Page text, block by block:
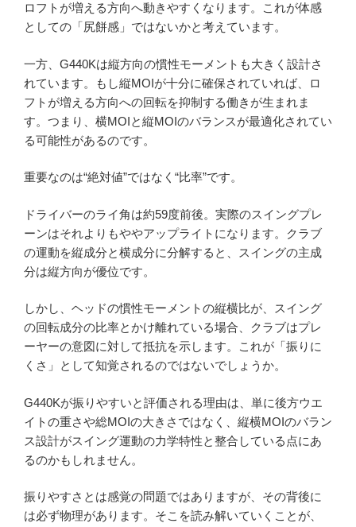
ロフトが増える方向へ動きやすくなります。これが体感
としての「尻餅感」ではないかと考えています。
一方、G440Kは縦方向の慣性モーメントも大きく設計さ
れています。もし縦MOIが十分に確保されていれば、ロ
フトが増える方向への回転を抑制する働きが生まれま
す。つまり、横MOIと縦MOIのバランスが最適化されてい
る可能性があるのです。
重要なのは“絶対値”ではなく“比率”です。
ドライバーのライ角は約59度前後。実際のスイングプレ
ーンはそれよりもややアップライトになります。クラブ
の運動を縦成分と横成分に分解すると、スイングの主成
分は縦方向が優位です。
しかし、ヘッドの慣性モーメントの縦横比が、スイング
の回転成分の比率とかけ離れている場合、クラブはプレ
ーヤーの意図に対して抵抗を示します。これが「振りに
くさ」として知覚されるのではないでしょうか。
G440Kが振りやすいと評価される理由は、単に後方ウエ
イトの重さや総MOIの大きさではなく、縦横MOIのバラン
ス設計がスイング運動の力学特性と整合している点にあ
るのかもしれません。
振りやすさとは感覚の問題ではありますが、その背後に
は必ず物理があります。そこを読み解いていくことが、